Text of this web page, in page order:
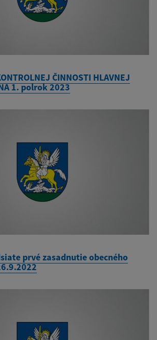
ČINNOSTI HLAVNEJ
1. polrok 2023
prvé zasadnutie obecného